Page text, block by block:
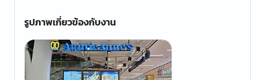
รูปภาพเกี่ยวข้องกับงาน